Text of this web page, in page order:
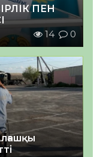
ПЕН
14 0